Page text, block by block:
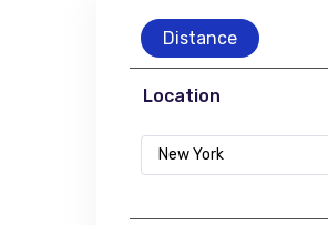
Distance
Location
New York